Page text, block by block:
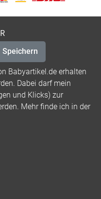
Speichern
Babyartikel.de erhalten
Dabei darf mein
und Klicks) zur
Mehr finde ich in der